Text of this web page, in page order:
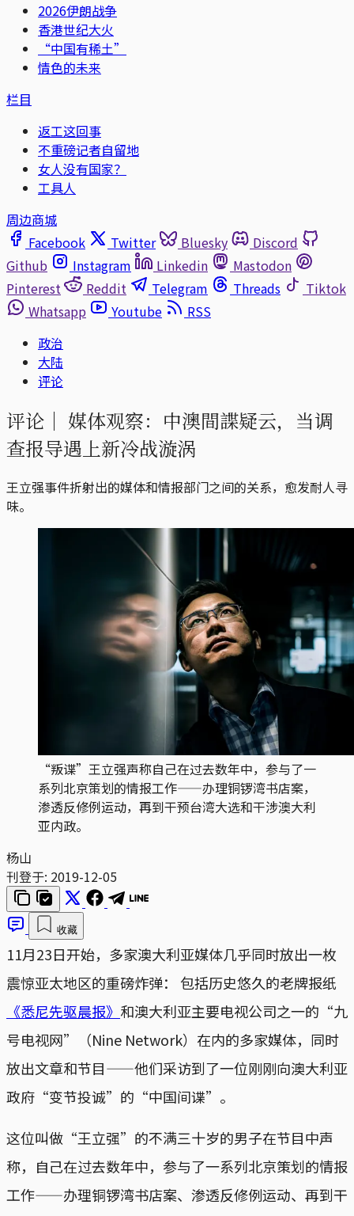
2026伊朗战争
香港世纪大火
“中国有稀土”
情色的未来
栏目
返工这回事
不重磅记者自留地
女人没有国家？
工具人
周边商城
Facebook
Twitter Bluesky
Discord
Github
Instagram Linkedin
Mastodon
Pinterest
Reddit Telegram Threads
Tiktok
Whatsapp
Youtube
RSS
政治
大陆
评论
评论｜ 媒体观察：中澳間諜疑云，当调
查报导遇上新冷战漩涡
王立强事件折射出的媒体和情报部门之间的关系，愈发耐人寻
味。
“叛谍”王立强声称自己在过去数年中，参与了一
系列北京策划的情报工作——办理铜锣湾书店案，
渗透反修例运动，再到干预台湾大选和干涉澳大利
亚内政。
杨山
刊登于: 2019-12-05
收藏
11月23日开始，多家澳大利亚媒体几乎同时放出一枚
震惊亚太地区的重磅炸弹： 包括历史悠久的老牌报纸
《悉尼先驱晨报》 和澳大利亚主要电视公司之一的“九
号电视网”（Nine Network）在内的多家媒体，同时
放出文章和节目——他们采访到了一位刚刚向澳大利亚
政府“变节投诚”的“中国间谍”。
这位叫做“王立强”的不满三十岁的男子在节目中声
称，自己在过去数年中，参与了一系列北京策划的情报
工作——办理铜锣湾书店案、渗透反修例运动、再到干